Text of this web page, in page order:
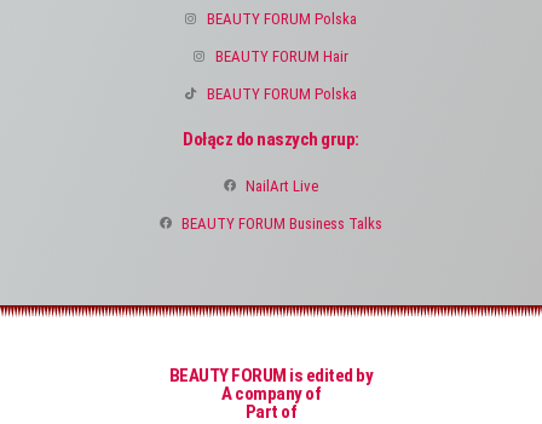
BEAUTY FORUM Polska
BEAUTY FORUM Hair
BEAUTY FORUM Polska
Dołącz do naszych grup:
NailArt Live
BEAUTY FORUM Business Talks
BEAUTY FORUM is edited by
A company of
Part of